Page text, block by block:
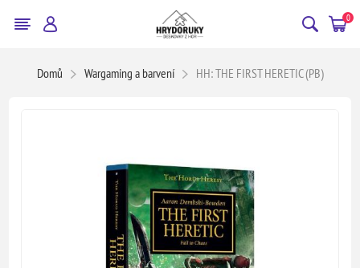
0
Domů Wargaming a barvení HH: THE FIRST HERETIC (PB)